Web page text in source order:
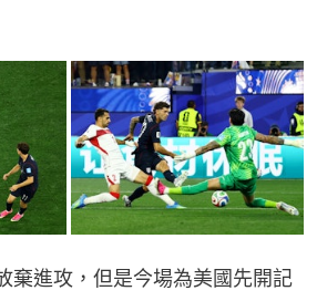
棄進攻，但是今場為美國先開記